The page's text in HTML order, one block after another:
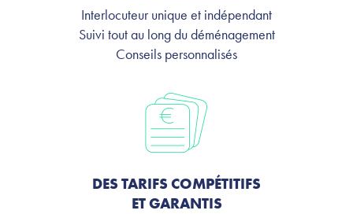
Interlocuteur unique et indépendant
Suivi tout au long du déménagement
Conseils personnalisés
DES TARIFS COMPÉTITIFS
ET GARANTIS